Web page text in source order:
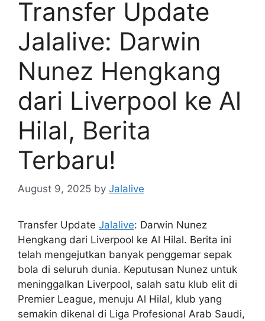
Transfer Update
Jalalive: Darwin
Nunez Hengkang
dari Liverpool ke Al
Hilal, Berita
Terbaru!
August 9, 2025 by Jalalive
Transfer Update Jalalive: Darwin Nunez
Hengkang dari Liverpool ke Al Hilal. Berita ini
telah mengejutkan banyak penggemar sepak
bola di seluruh dunia. Keputusan Nunez untuk
meninggalkan Liverpool, salah satu klub elit di
Premier League, menuju Al Hilal, klub yang
semakin dikenal di Liga Profesional Arab Saudi,